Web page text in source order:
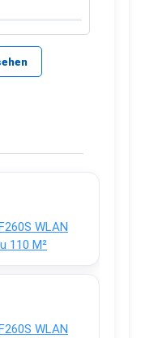
WLAN
110 M²
WLAN